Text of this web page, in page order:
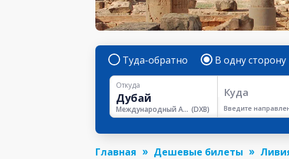
Туда-обратно В одну сторону
Откуда
Международный Аэропорт Дубая (DXB)
Куда
Введите
Главная Дешевые билеты